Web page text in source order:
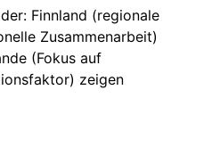
Finnland (regionale
Zusammenarbeit)
(Fokus auf
zeigen